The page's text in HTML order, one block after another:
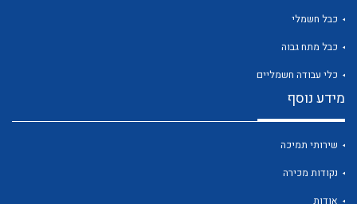
כבל חשמלי
כבל מתח גבוה
כלי עבודה חשמליים
מידע נוסף
שירותי תמיכה
נקודות מכירה
אודות